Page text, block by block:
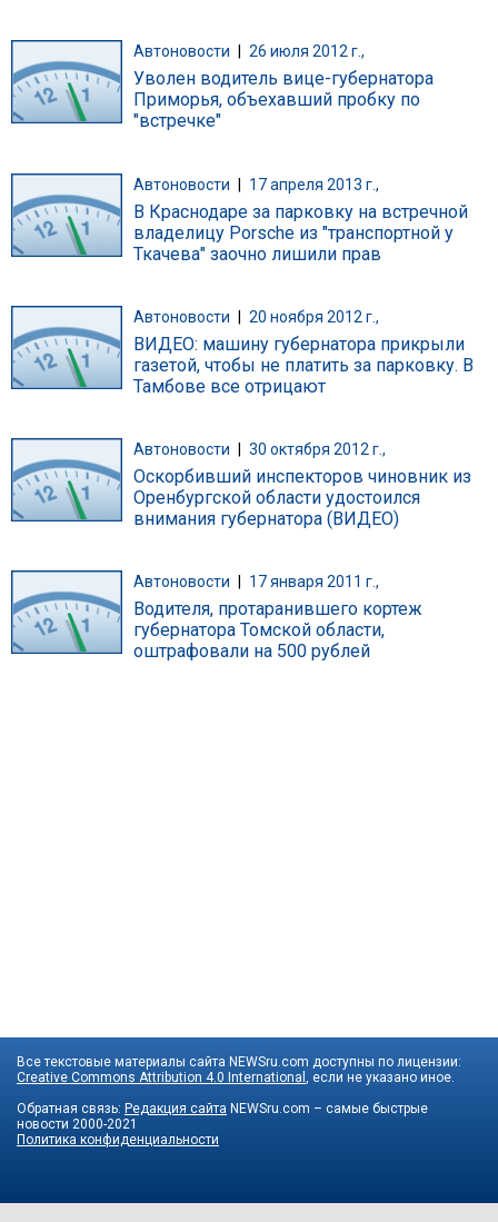
Автоновости 26 июля 2012 г.,
Уволен водитель вице-губернатора
Приморья, объехавший пробку по
"встречке"
Автоновости | 17 апреля 2013 г.,
В Краснодаре за парковку на встречной
владелицу Porsche из "транспортной у
Ткачева" заочно лишили прав
Автоновости 20 ноября 2012 г.,
ВИДЕО: машину губернатора прикрыли
газетой, чтобы не платить за парковку. В
Тамбове все отрицают
Автоновости 30 октября 2012 г.,
Оскорбивший инспекторов чиновник из
Оренбургской области удостоился
внимания губернатора (ВИДЕО)
Автоновости 17 января 2011 г.,
Водителя, протаранившего кортеж
губернатора Томской области,
оштрафовали на 500 рублей
Все текстовые материалы сайта NEWSru.com доступны по лицензии:
Creative Commons Attribution 4.0 International
, если не указано иное.
Обратная связь: Редакция сайта NEWSru.com – самые быстрые
новости 2000-2021
Политика конфиденциальности